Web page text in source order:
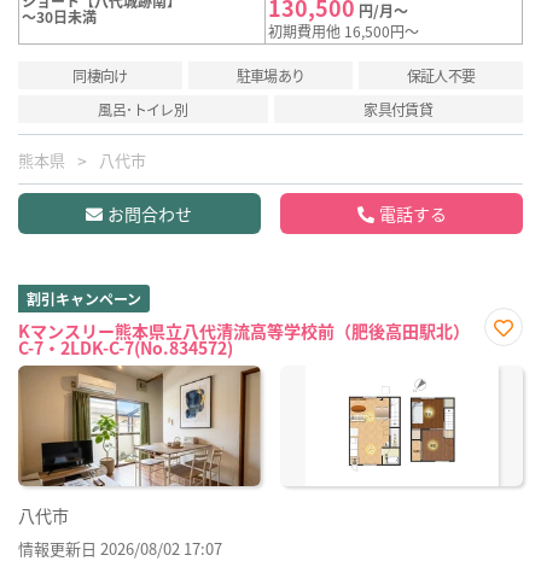
～30日未満 130,500 円/月～
初期費用他 16,500円～
同棲向け 駐車場あり
保証人不要
風呂･トイレ別
家具付賃貸
熊本県 八代市
お問合わせ 電話する
割引キャンペーン
Kマンスリー熊本県立八代清流高等学校前（肥後高田駅北）
C-7・2LDK-C-7(No.834572)
に入
八代市
情報更新日 2026/08/02 17:07